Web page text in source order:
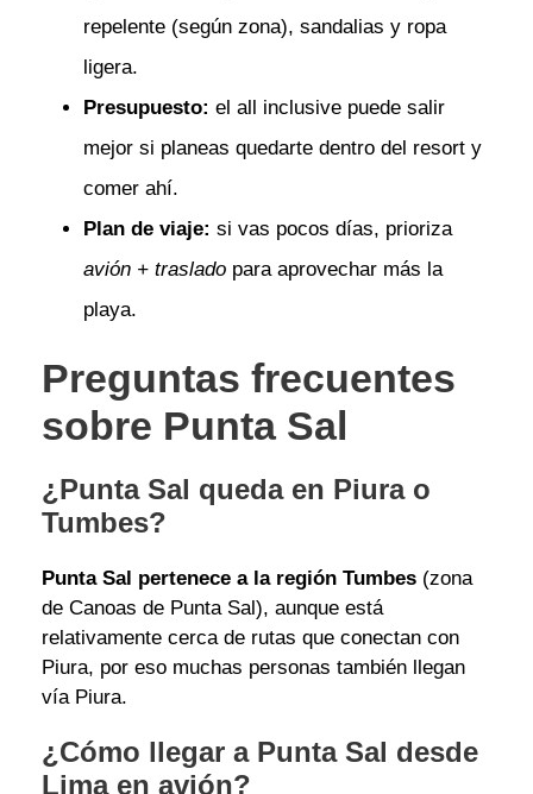
repelente (según zona), sandalias y ropa
ligera.
Presupuesto: el all inclusive puede salir
mejor si planeas quedarte dentro del resort y
comer ahí.
Plan de viaje: si vas pocos días, prioriza
avión + traslado para aprovechar más la
playa.
Preguntas frecuentes
sobre Punta Sal
¿Punta Sal queda en Piura o
Tumbes?
Punta Sal pertenece a la región Tumbes (zona
de Canoas de Punta Sal), aunque está
relativamente cerca de rutas que conectan con
Piura, por eso muchas personas también llegan
vía Piura.
¿Cómo llegar a Punta Sal desde
Lima en avión?